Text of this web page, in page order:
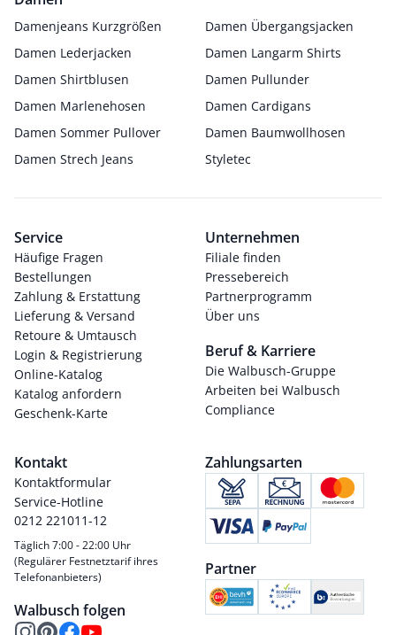
Damenjeans Kurzgrößen
Damen Übergangsjacken
Damen Lederjacken
Damen Langarm Shirts
Damen Shirtblusen
Damen Pullunder
Damen Marlenehosen
Damen Cardigans
Damen Sommer Pullover
Damen Baumwollhosen
Damen Strech Jeans
Styletec
Service
Häufige Fragen
Bestellungen
Zahlung & Erstattung
Lieferung & Versand
Retoure & Umtausch
Login & Registrierung
Online-Katalog
Katalog anfordern
Geschenk-Karte
Unternehmen
Filiale finden
Pressebereich
Partnerprogramm
Über uns
Beruf & Karriere
Die Walbusch-Gruppe
Arbeiten bei Walbusch
Compliance
Kontakt
Kontaktformular
Service-Hotline
0212 221011-12
Täglich 7:00 - 22:00 Uhr
(Regulärer Festnetztarif ihres
Telefonanbieters)
Walbusch folgen
Zahlungsarten
Partner